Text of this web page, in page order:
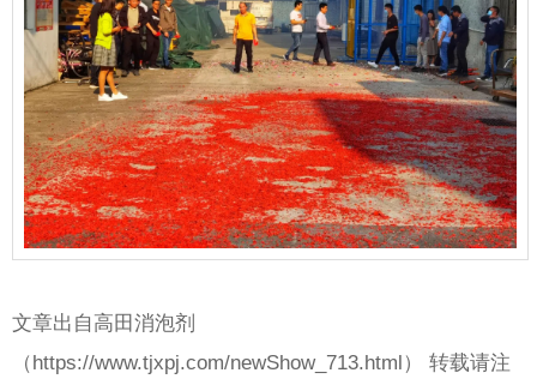
文章出自高田消泡剂
（https://www.tjxpj.com/newShow_713.html） 转载请注